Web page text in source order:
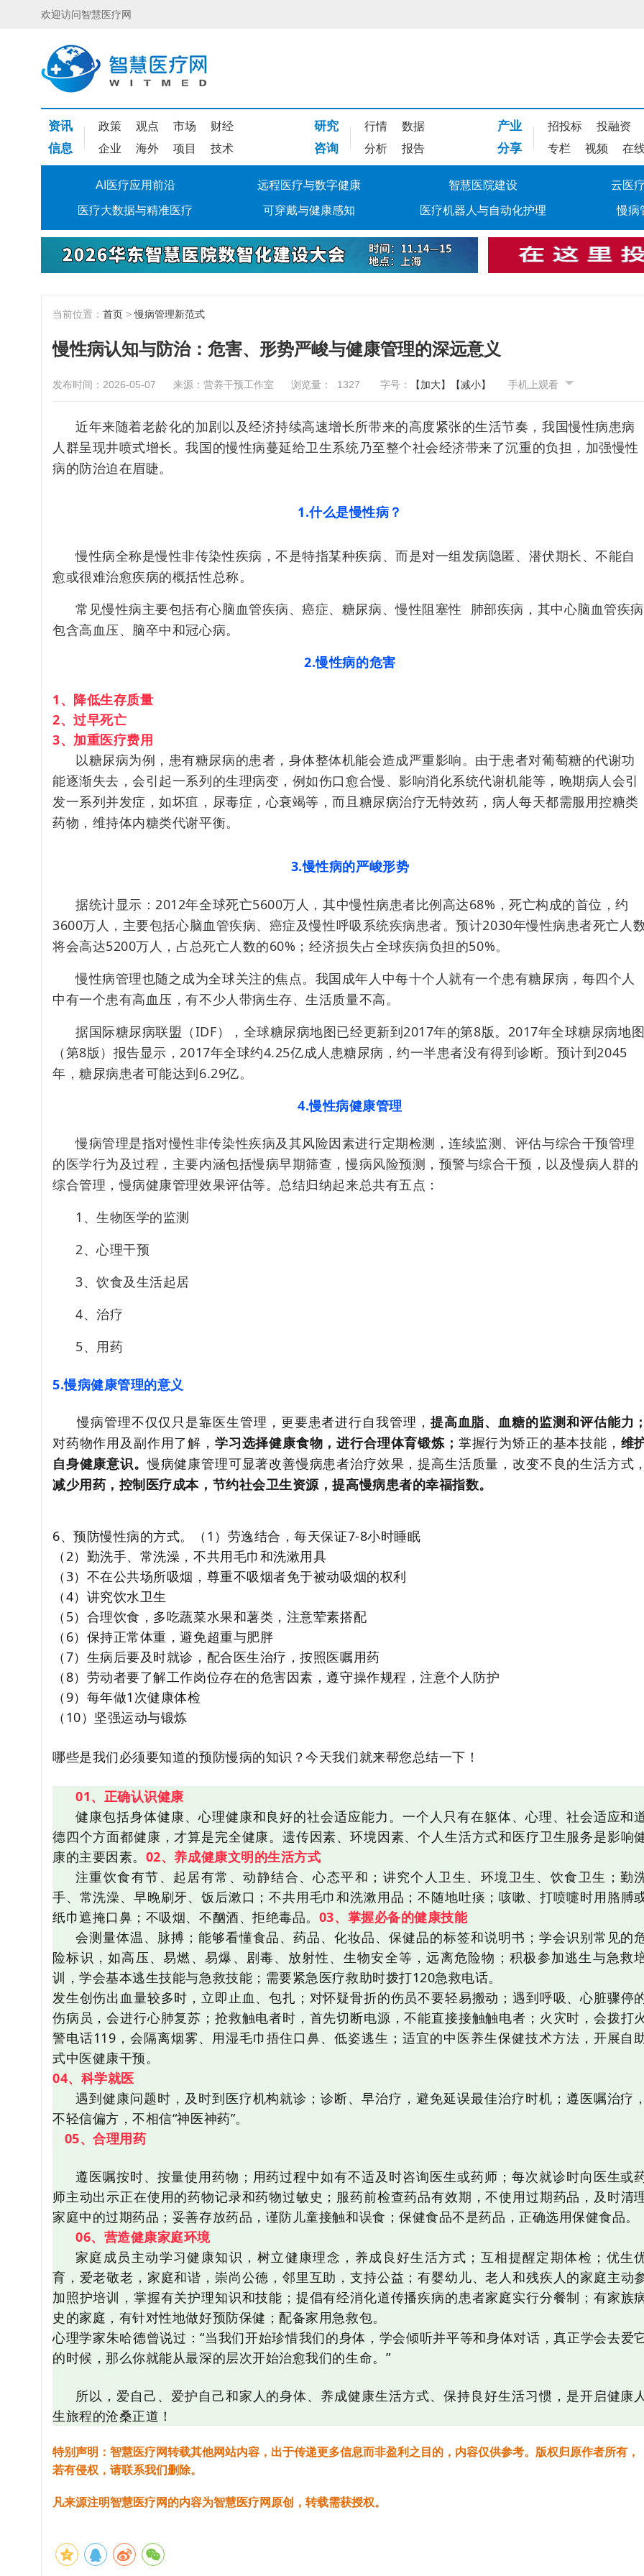
欢迎访问智慧医疗网
资讯 政策 观点 市场 财经
信息 企业 海外 项目 技术
研究 行情 数据
咨询 分析 报告
产业 招投标 投融资
分享 专栏 视频 在
AI医疗应用前沿 远程医疗与数字健康 智慧医院建设 云医
医疗大数据与精准医疗 可穿戴与健康感知 医疗机器人与自动化护理 慢病
当前位置： 首页 >慢病管理新范式
慢性病认知与防治：危害、形势严峻与健康管理的深远意义
发布时间：2026-05-07 来源：营养干预工作室 浏览量： 1327 字号： 【加大】 【减小】 手机上观看
近年来随着老龄化的加剧以及经济持续高速增长所带来的高度紧张的生活节奏，我国慢性病患病
人群呈现井喷式增长。我国的慢性病蔓延给卫生系统乃至整个社会经济带来了沉重的负担，加强慢性
病的防治迫在眉睫。
1.什么是慢性病？
慢性病全称是慢性非传染性疾病 ，不是特指某种疾病、而是对一组发病隐匿、潜伏期长、不能自
愈或很难治愈疾病的概括性总称。
常见慢性病主要包括有心脑血管疾病、癌症、糖尿病、慢性阻塞性
肺部疾病，其中心脑血管疾病
包含高血压、脑卒中和冠心病。
2.慢性病的危害
1、降低生存质量
2、过早死亡
3、加重医疗费用
以糖尿病为例，患有糖尿病的患者，身体整体机能会造成严重影响。由于患者对葡萄糖的代谢功
能逐渐失去，会引起一系列的生理病变，例如伤口愈合慢、影响消化系统代谢机能等，晚期病人会引
发一系列并发症，如坏疽 ，尿毒症，心衰竭等，而且糖尿病治疗无特效药，病人每天都需服用控糖类
药物，维持体内糖类代谢平衡。
3.慢性病的严峻形势
据统计显示：2012年全球死亡5600万人，其中慢性病患者比例高达68%，死亡构成的首位，约
3600万人，主要包括心脑血管疾病、癌症及慢性呼吸系统疾病患者。预计2030年慢性病患者死亡人
将会高达5200万人，占总死亡人数的60%；经济损失占全球疾病负担的50%。
慢性病管理也随之成为全球关注的焦点。我国成年人中每十个人就有一个患有糖尿病，每四个人
中有一个患有高血压，有不少人带病生存、生活质量不高。
据国际糖尿病联盟（IDF），全球糖尿病地图已经更新到2017年的第8版。2017年全球糖尿病地图
（第8版）报告显示，2017年全球约4.25亿成人患糖尿病，约一半患者没有得到诊断。预计到2045
年，糖尿病患者可能达到6.29亿。
4.慢性病健康管理
慢病管理是指对慢性非传染性疾病及其风险因素进行定期检测，连续监测、评估与综合干预管理
的医学行为及过程，主要内涵包括慢病早期筛查，慢病风险预测，预警与综合干预，以及慢病人群的
综合管理，慢病健康管理效果评估等。总结归纳起来总共有五点：
1、生物医学的监测
2、心理干预
3、饮食及生活起居
4、治疗
5、用药
5.慢病健康管理的意义
慢病管理不仅仅只是靠医生管理，更要患者进行自我管理， 提高血脂、血糖的监测和评估能力；
对药物作用及副作用了解， 学习选择健康食物，进行合理体育锻炼； 掌握行为矫正的基本技能， 维
自身健康意识。慢病健康管理可显著改善慢病患者治疗效果，提高生活质量，改变不良的生活方式，
减少用药，控制医疗成本，节约社会卫生资源，提高慢病患者的幸福指数。
6、预防慢性病的方式。
（1）劳逸结合，每天保证7-8小时睡眠
（2）勤洗手、常洗澡，不共用毛巾和洗漱用具
（3）不在公共场所吸烟，尊重不吸烟者免于被动吸烟的权利
（4）讲究饮水卫生
（5）合理饮食，多吃蔬菜水果和薯类，注意荤素搭配
（6）保持正常体重，避免超重与肥胖
（7）生病后要及时就诊，配合医生治疗，按照医嘱用药
（8）劳动者要了解工作岗位存在的危害因素，遵守操作规程，注意个人防护
（9）每年做1次健康体检
（10）坚强运动与锻炼
哪些是我们必须要知道的预防慢病的知识？今天我们就来帮您总结一下！
01、正确认识健康
健康包括身体健康、心理健康和良好的社会适应能力。一个人只有在躯体、心理、社会适应和
德四个方面都健康，才算是完全健康。遗传因素、环境因素、个人生活方式和医疗卫生服务是影响
康的主要因素。 02、养成健康文明的生活方式
注重饮食有节、起居有常、动静结合、心态平和；讲究个人卫生、环境卫生、饮食卫生；勤
手、常洗澡、早晚刷牙、饭后漱口；不共用毛巾和洗漱用品；不随地吐痰；咳嗽、打喷嚏时用胳膊
纸巾遮掩口鼻；不吸烟、不酗酒、拒绝毒品。 03、掌握必备的健康技能
会测量体温、脉搏；能够看懂食品、药品、化妆品、保健品的标签和说明书；学会识别常见的
险标识，如高压、易燃、易爆、剧毒、放射性、生物安全等，远离危险物；积极参加逃生与急救
训，学会基本逃生技能与急救技能；需要紧急医疗救助时拨打120急救电话。
发生创伤出血量较多时，立即止血、包扎；对怀疑骨折的伤员不要轻易搬动；遇到呼吸、心脏骤停
伤病员，会进行心肺复苏；抢救触电者时，首先切断电源，不能直接接触触电者；火灾时，会拨打
警电话119，会隔离烟雾、用湿毛巾捂住口鼻、低姿逃生；适宜的中医养生保健技术方法，开展自
式中医健康干预。
04、科学就医
遇到健康问题时，及时到医疗机构就诊；诊断、早治疗，避免延误最佳治疗时机；遵医嘱治疗，
不轻信偏方，不相信“神医神药”。
05、合理用药
遵医嘱按时、按量使用药物；用药过程中如有不适及时咨询医生或药师；每次就诊时向医生或
师主动出示正在使用的药物记录和药物过敏史；服药前检查药品有效期，不使用过期药品，及时清
家庭中的过期药品；妥善存放药品，谨防儿童接触和误食；保健食品不是药品，正确选用保健食品。
06、营造健康家庭环境
家庭成员主动学习健康知识，树立健康理念，养成良好生活方式；互相提醒定期体检；优生
育，爱老敬老，家庭和谐，崇尚公德，邻里互助，支持公益；有婴幼儿、老人和残疾人的家庭主动
加照护培训，掌握有关护理知识和技能；提倡有经消化道传播疾病的患者家庭实行分餐制；有家族
史的家庭，有针对性地做好预防保健；配备家用急救包。
心理学家朱哈德曾说过：“当我们开始珍惜我们的身体，学会倾听并平等和身体对话，真正学会去爱
的时候，那么你就能从最深的层次开始治愈我们的生命。”
所以，爱自己、爱护自己和家人的身体、养成健康生活方式、保持良好生活习惯，是开启健康人
生旅程的沧桑正道！
特别声明：智慧医疗网转载其他网站内容，出于传递更多信息而非盈利之目的，内容仅供参考。版权归原作者所有，
若有侵权，请联系我们删除。
凡来源注明智慧医疗网的内容为智慧医疗网原创，转载需获授权。